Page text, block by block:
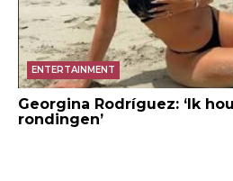
ENTERTAINMENT
Georgina Rodríguez: ‘Ik
rondingen’